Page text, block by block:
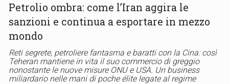
Petrolio ombra: come l’Iran aggira le
sanzioni e continua a esportare in mezzo
mondo
Reti segrete, petroliere fantasma e baratti con la Cina: così
Teheran mantiene in vita il suo commercio di greggio
nonostante le nuove misure ONU e USA. Un business
miliardario nelle mani di poche élite legate al regime